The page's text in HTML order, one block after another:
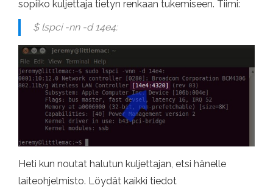
sopiiko kuljettaja tietyn renkaan tukemiseen. Tiimi:
$ lspci -nn -d 14e4:
Heti kun noutat halutun kuljettajan, etsi hänelle
laiteohjelmisto. Löydät kaikki tiedot